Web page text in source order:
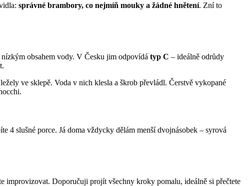
správné brambory, co nejmíň mouky a žádné hnětení. Zní to
obsahem vody. V Česku jim odpovídá typ C – ideálně odrůdy
ve sklepě. Voda v nich klesla a škrob převládl. Čerstvě vykopané
slušné porce. Já doma vždycky dělám menší dvojnásobek – syrová
improvizovat. Doporučuji projít všechny kroky pomalu, ideálně si přečtete